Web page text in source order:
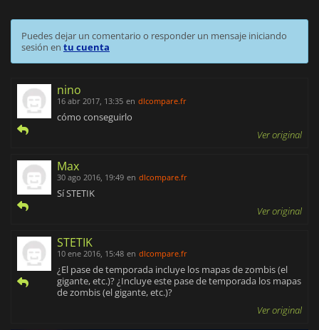
Puedes dejar un comentario o responder un mensaje iniciando
sesión en tu cuenta
nino
16 abr 2017, 13:35 en dlcompare.fr
cómo conseguirlo
Ver original
Max
30 ago 2016, 19:49 en dlcompare.fr
Sí STETIK
Ver original
STETIK
10 ene 2016, 15:48 en dlcompare.fr
¿El pase de temporada incluye los mapas de zombis (el
gigante, etc.)? ¿Incluye este pase de temporada los mapas
de zombis (el gigante, etc.)?
Ver original